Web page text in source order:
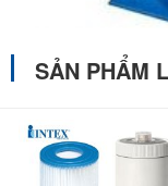
SẢN PHẨM